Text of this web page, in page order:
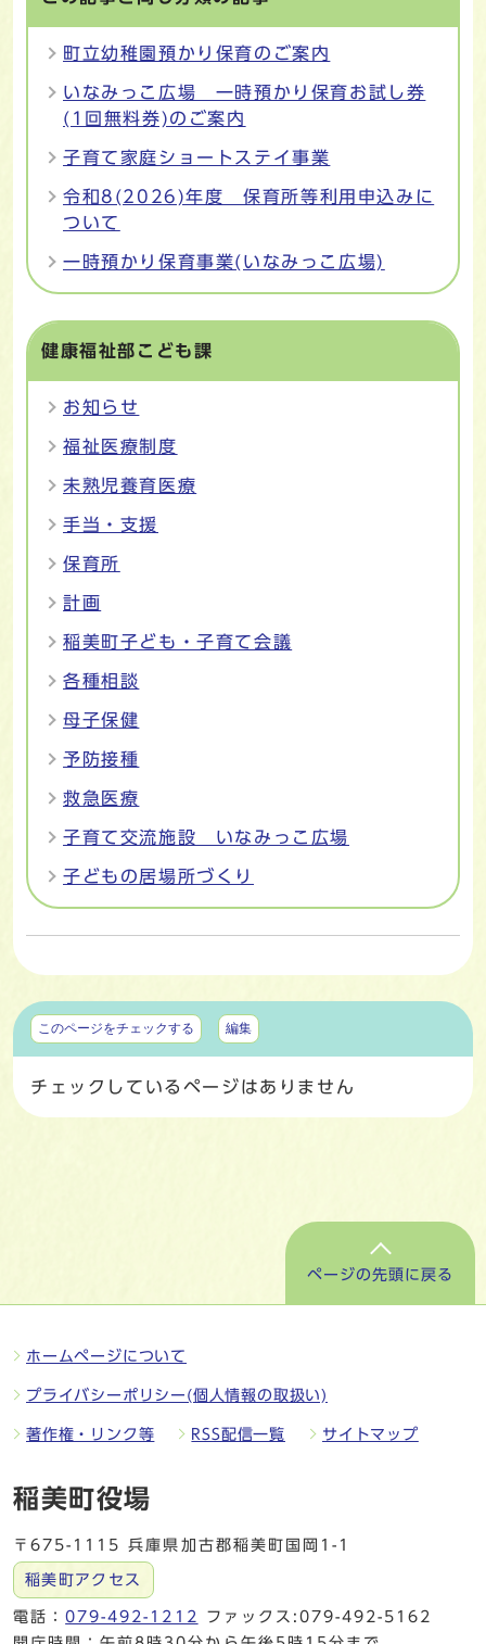
町立幼稚園預かり保育のご案内
いなみっこ広場 一時預かり保育お試し券
(1回無料券)のご案内
子育て家庭ショートステイ事業
令和8(2026)年度 保育所等利用申込みに
ついて
一時預かり保育事業(いなみっこ広場)
健康福祉部こども課
お知らせ
福祉医療制度
未熟児養育医療
手当・支援
保育所
計画
稲美町子ども・子育て会議
各種相談
母子保健
予防接種
救急医療
子育て交流施設 いなみっこ広場
子どもの居場所づくり
マイページ
このページをチェックする 編集
チェックしているページはありません
ページの先頭に戻る
ホームページについて
プライバシーポリシー(個人情報の取扱い)
著作権・リンク等 RSS配信一覧 サイトマップ
稲美町役場
〒675-1115 兵庫県加古郡稲美町国岡1-1
稲美町アクセス
電話：079-492-1212
ファックス:079-492-5162